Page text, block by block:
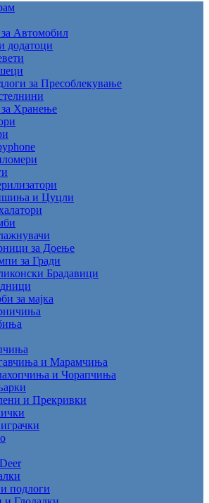
Автомобил
додатоци
за Пресоблекување
Хранење
и Цуцли
за Доење
за Гради
Брадавици
за мајка
и Марамчиња
и Чорапчиња
и Прекривки
подлоги